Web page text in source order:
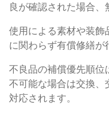
良が確認された場合、
使用による素材や装飾
に関わらず有償修繕が
不良品の補償優先順位
不可能な場合は交換、
対応されます。